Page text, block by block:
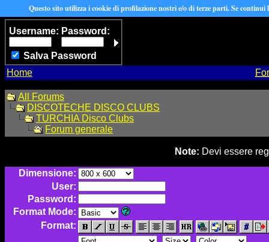
Username: Password:
Salva Password
Home
All Forums
DISCOTECHE DISCO CLUBS
TURCHIA Disco Clubs
Forum generale
Note: Devi essere
Dimensione:
User:
Password:
Format Mode:
Format:
Questo sito utilizza i cookie di profilazione nostri e/o di terze parti. Se continui